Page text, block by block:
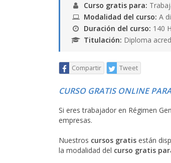
Curso gratis para:
Modalidad del curso: A
Duración del curso: 140
Titulación: Diploma
Compartir Tweet
CURSO GRATIS ONLINE
Si eres trabajador en Régimen
empresas.
Nuestros cursos gratis están
la modalidad del curso gratis